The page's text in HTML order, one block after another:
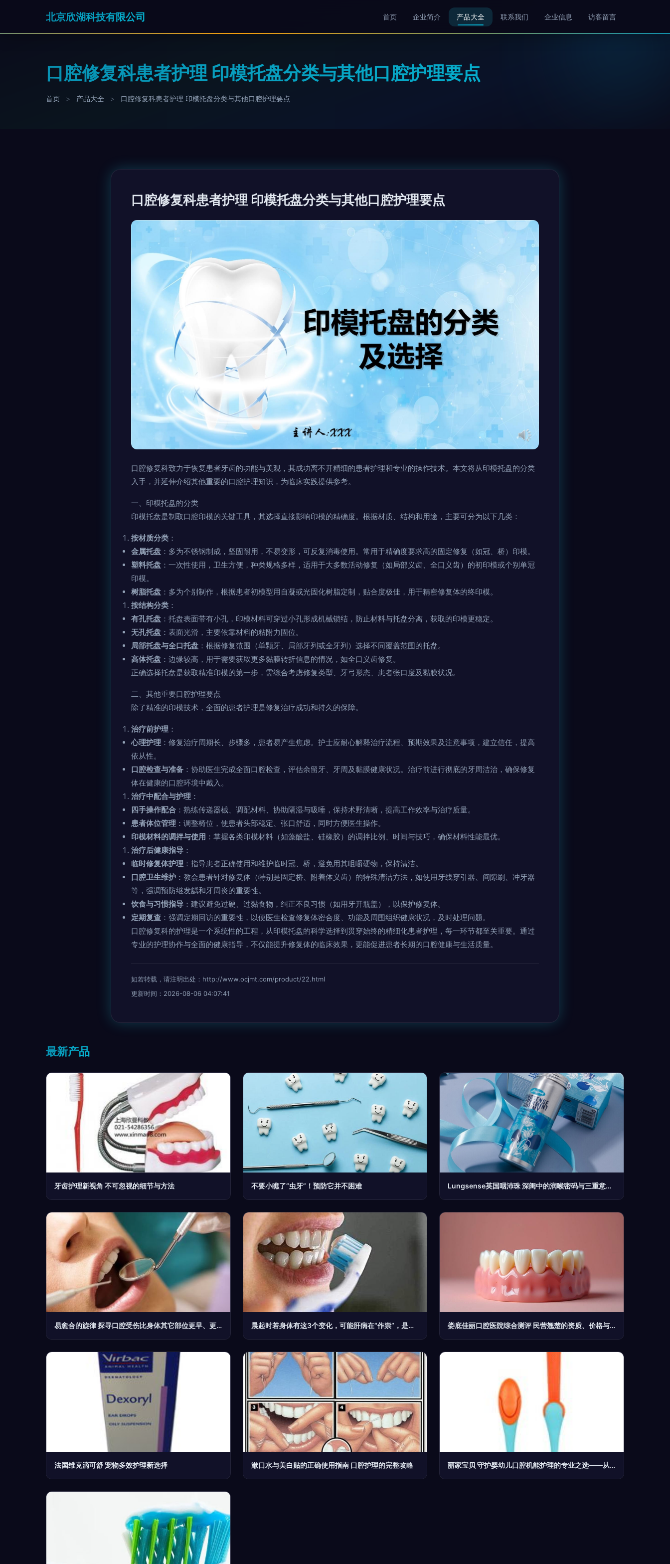
北京欣湖科技有限公司 首页 企业简介 产品大全 联系我们 企业信息 访客留言
口腔修复科患者护理 印模托盘分类与其他口腔护理要点
首页 > 产品大全 > 口腔修复科患者护理 印模托盘分类与其他口腔护理要点
口腔修复科患者护理 印模托盘分类与其他口腔护理要点
口腔修复科致力于恢复患者牙齿的功能与美观，其成功离不开精细的患者护理和专业的操作技术。本文将从印模托盘的分类
入手，并延伸介绍其他重要的口腔护理知识，为临床实践提供参考。
一、印模托盘的分类
印模托盘是制取口腔印模的关键工具，其选择直接影响印模的精确度。根据材质、结构和用途，主要可分为以下几类：
按材质分类 ：
金属托盘 ：多为不锈钢制成，坚固耐用，不易变形，可反复消毒使用。常用于精确度要求高的固定修复（如冠、桥）印模。
塑料托盘 ：一次性使用，卫生方便，种类规格多样，适用于大多数活动修复（如局部义齿、全口义齿）的初印模或个别单冠
印模。
树脂托盘 ：多为个别制作，根据患者初模型用自凝或光固化树脂定制，贴合度极佳，用于精密修复体的终印模。
按结构分类 ：
有孔托盘 ：托盘表面带有小孔，印模材料可穿过小孔形成机械锁结，防止材料与托盘分离，获取的印模更稳定。
无孔托盘 ：表面光滑，主要依靠材料的粘附力固位。
局部托盘与全口托盘 ：根据修复范围（单颗牙、局部牙列或全牙列）选择不同覆盖范围的托盘。
高体托盘 ：边缘较高，用于需要获取更多黏膜转折信息的情况，如全口义齿修复。
正确选择托盘是获取精准印模的第一步，需综合考虑修复类型、牙弓形态、患者张口度及黏膜状况。
二、其他重要口腔护理要点
除了精准的印模技术，全面的患者护理是修复治疗成功和持久的保障。
治疗前护理 ：
心理护理 ：修复治疗周期长、步骤多，患者易产生焦虑。护士应耐心解释治疗流程、预期效果及注意事项，建立信任，提高
依从性。
口腔检查与准备 ：协助医生完成全面口腔检查，评估余留牙、牙周及黏膜健康状况。治疗前进行彻底的牙周洁治，确保修复
体在健康的口腔环境中戴入。
治疗中配合与护理 ：
四手操作配合 ：熟练传递器械、调配材料、协助隔湿与吸唾，保持术野清晰，提高工作效率与治疗质量。
患者体位管理 ：调整椅位，使患者头部稳定、张口舒适，同时方便医生操作。
印模材料的调拌与使用 ：掌握各类印模材料（如藻酸盐、硅橡胶）的调拌比例、时间与技巧，确保材料性能最优。
治疗后健康指导 ：
临时修复体护理 ：指导患者正确使用和维护临时冠、桥，避免用其咀嚼硬物，保持清洁。
口腔卫生维护 ：教会患者针对修复体（特别是固定桥、附着体义齿）的特殊清洁方法，如使用牙线穿引器、间隙刷、冲牙器
等，强调预防继发龋和牙周炎的重要性。
饮食与习惯指导 ：建议避免过硬、过黏食物，纠正不良习惯（如用牙开瓶盖），以保护修复体。
定期复查 ：强调定期回访的重要性，以便医生检查修复体密合度、功能及周围组织健康状况，及时处理问题。
口腔修复科的护理是一个系统性的工程，从印模托盘的科学选择到贯穿始终的精细化患者护理，每一环节都至关重要。通过
专业的护理协作与全面的健康指导，不仅能提升修复体的临床效果，更能促进患者长期的口腔健康与生活质量。
如若转载，请注明出处：http://www.ocjmt.com/product/22.html
更新时间：2026-08-06 04:07:41
最新产品
牙齿护理新视角 不可忽视的细节与方法 不要小瞧了“虫牙”！预防它并不困难 Lungsense英国咽沛珠 深闺中的润喉密码与三重意境口腔哲学
易愈合的旋律 探寻口腔受伤比身体其它部位更早、更快、复原之谜及其令复天之法 晨起时若身体有这3个变化，可能肝病在“作祟”，是时候养肝了 娄底佳丽口腔医院综合测评 民营翘楚的资质、价格与特色详解
法国维克滴可舒 宠物多效护理新选择 漱口水与美白贴的正确使用指南 口腔护理的完整攻略 丽家宝贝 守护婴幼儿口腔机能护理的专业之选——从一口好牙开始，陪伴宝宝健康成长